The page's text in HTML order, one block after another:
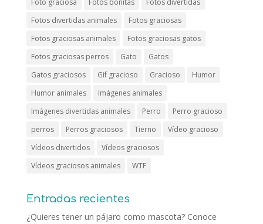
Foto graciosa
Fotos bonitas
Fotos divertidas
Fotos divertidas animales
Fotos graciosas
Fotos graciosas animales
Fotos graciosas gatos
Fotos graciosas perros
Gato
Gatos
Gatos graciosos
Gif gracioso Gracioso
Humor
Humor animales
Imágenes animales
Imágenes divertidas animales
Perro
Perro gracioso
perros
Perros graciosos Tierno
Vídeo gracioso
Vídeos divertidos
Vídeos graciosos
Vídeos graciosos animales
WTF
Entradas recientes
¿Quieres tener un pájaro como mascota? Conoce